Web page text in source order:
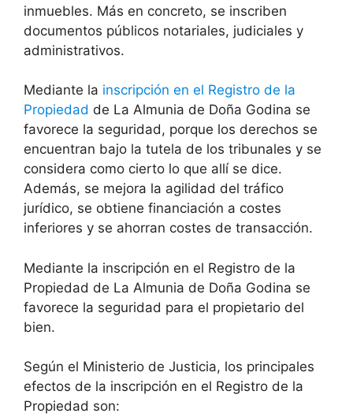
inmuebles. Más en concreto, se inscriben
documentos públicos notariales, judiciales y
administrativos.
Mediante la inscripción en el Registro de la
Propiedad de La Almunia de Doña Godina se
favorece la seguridad, porque los derechos se
encuentran bajo la tutela de los tribunales y se
considera como cierto lo que allí se dice.
Además, se mejora la agilidad del tráfico
jurídico, se obtiene financiación a costes
inferiores y se ahorran costes de transacción.
Mediante la inscripción en el Registro de la
Propiedad de La Almunia de Doña Godina se
favorece la seguridad para el propietario del
bien.
Según el Ministerio de Justicia, los principales
efectos de la inscripción en el Registro de la
Propiedad son: